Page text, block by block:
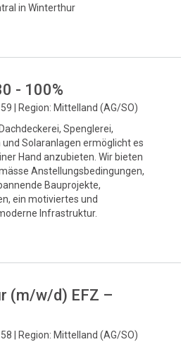
in Winterthur
- 100%
| Region: Mittelland (AG/SO)
Spenglerei,
Solaranlagen ermöglicht es
Hand anzubieten. Wir bieten
Anstellungsbedingungen,
Bauprojekte,
ein motiviertes und
Infrastruktur.
(m/w/d) EFZ –
| Region: Mittelland (AG/SO)